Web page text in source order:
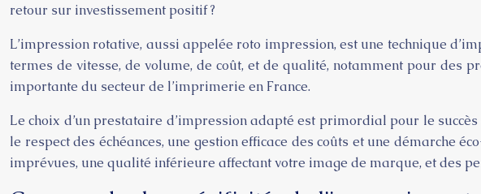
retour sur investissement positif ?
L’impression rotative, aussi appelée roto impression, est une technique
termes de vitesse, de volume, de coût, et de qualité, notamment pour des
importante du secteur de l’imprimerie en France.
Le choix d’un prestataire d’impression adapté est primordial pour le
le respect des échéances, une gestion efficace des coûts et une démarche
imprévues, une qualité inférieure affectant votre image de marque, et des